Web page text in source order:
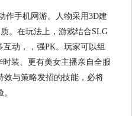
作手机网游。人物采用3D建
。在玩法上，游戏结合SLG
动，，强PK。玩家可以组
时装、更有美女主播亲自全服
效与策略发招的技能，必将